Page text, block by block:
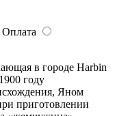
Оплата
в городе Harbin
году
Яном
приготовлении